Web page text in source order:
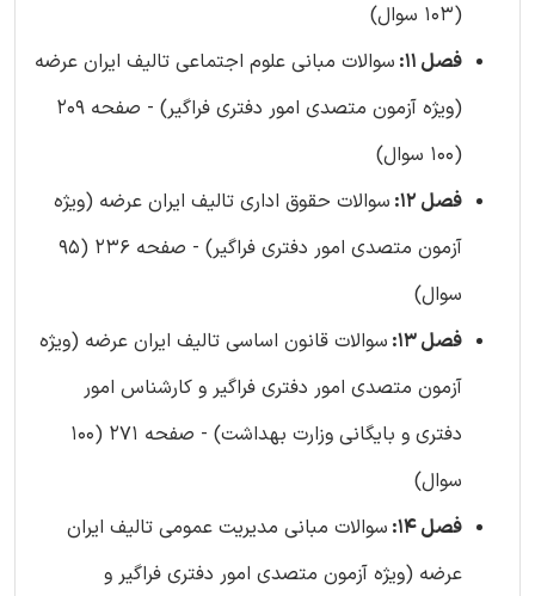
(103 سوال)
فصل 11:
سوالات مبانی علوم اجتماعی تالیف ایران عرضه
(ویژه آزمون متصدی امور دفتری فراگیر) - صفحه 209
(100 سوال)
فصل 12:
سوالات حقوق اداری تالیف ایران عرضه (ویژه
آزمون متصدی امور دفتری فراگیر) - صفحه 236 (95
سوال)
فصل 13:
سوالات قانون اساسی تالیف ایران عرضه (ویژه
آزمون متصدی امور دفتری فراگیر و کارشناس امور
دفتری و بایگانی وزارت بهداشت) - صفحه 271 (100
سوال)
فصل 14:
سوالات مبانی مدیریت عمومی تالیف ایران
عرضه (ویژه آزمون متصدی امور دفتری فراگیر و